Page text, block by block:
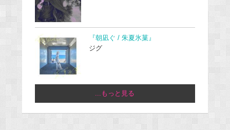
『朝凪ぐ / 朱夏氷菓』
ジグ
...もっと見る